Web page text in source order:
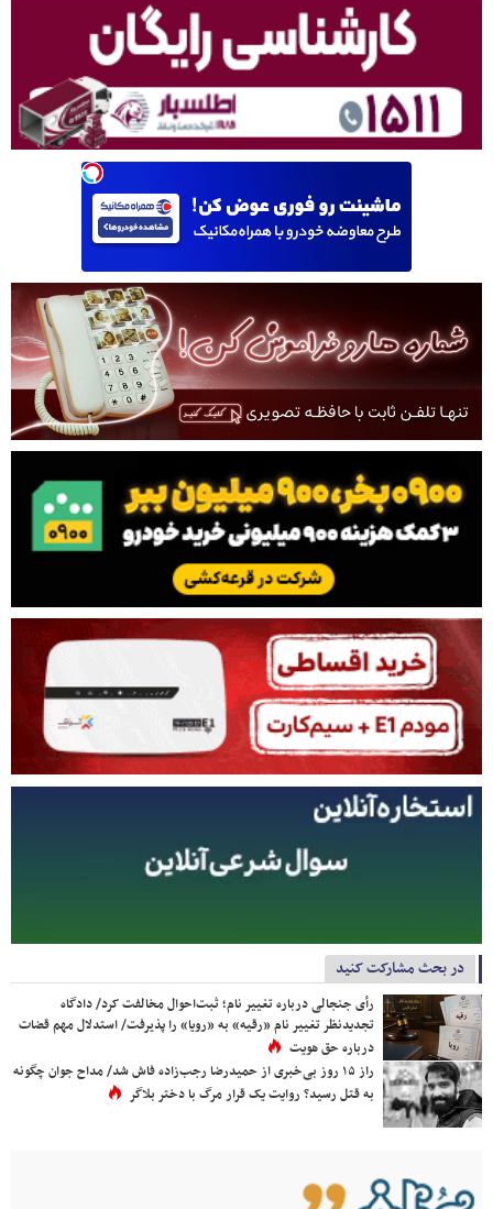
در بحث مشارکت کنید
رأی جنجالی درباره تغییر نام؛ ثبت‌احوال مخالفت کرد/ دادگاه
تجدیدنظر تغییر نام «رقیه» به «رویا» را پذیرفت/ استدلال مهم قضات
درباره حق هویت
راز ۱۵ روز بی‌خبری از حمیدرضا رجب‌زاده فاش شد/ مداح جوان چگونه
به قتل رسید؟ روایت یک قرار مرگ با دختر بلاگر